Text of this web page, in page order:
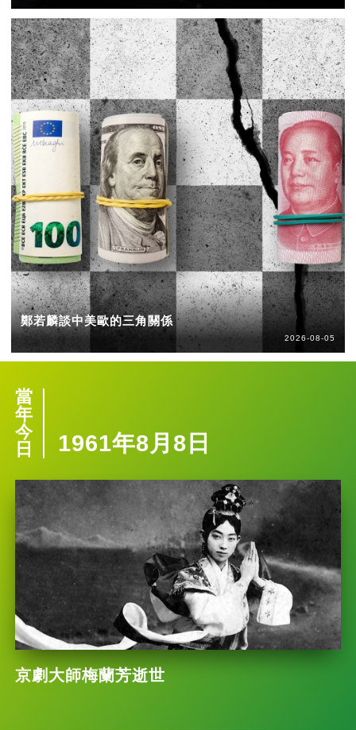
鄭若麟談中美歐的三角關係
2026-08-05
當
年
今
日
1961年8月8日
京劇大師梅蘭芳逝世